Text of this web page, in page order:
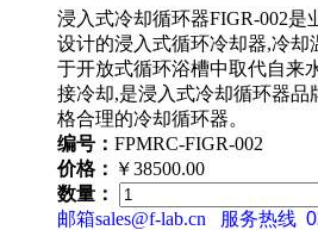
浸入式冷却循环器FIGR-002是
设计的浸入式循环冷却器,冷
于开放式循环浴槽中取代自来
接冷却,是浸入式冷却循环器品
格合理的冷却循环器。
编号： FPMRC-FIGR-002
价格： ￥38500.00
数量：
邮箱sales@f-lab.cn
服务热线